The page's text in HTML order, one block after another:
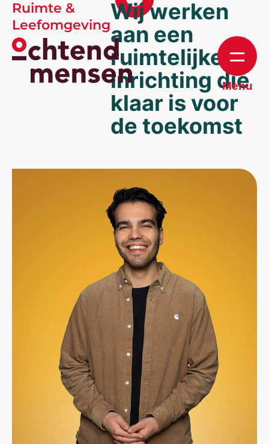
Menu
Ruimte &
Leefomgeving
Wij werken
aan een
ruimtelijke
inrichting die
klaar is voor
de toekomst